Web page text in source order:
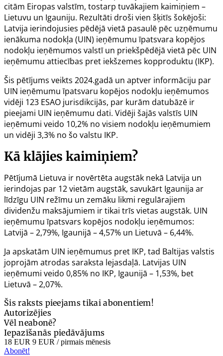
citām Eiropas valstīm, tostarp tuvākajiem kaimiņiem –
Lietuvu un Igauniju. Rezultāti droši vien šķitīs šokējoši:
Latvija ierindojusies pēdējā vietā pasaulē pēc uzņēmumu
ienākuma nodokļa (UIN) ieņēmumu īpatsvara kopējos
nodokļu ieņēmumos valstī un priekšpēdējā vietā pēc UIN
ieņēmumu attiecības pret iekšzemes kopproduktu (IKP).
Šis pētījums veikts 2024.gadā un aptver informāciju par
UIN ieņēmumu īpatsvaru kopējos nodokļu ieņēmumos
vidēji 123 ESAO jurisdikcijās, par kurām datubāzē ir
pieejami UIN ieņēmumu dati. Vidēji šajās valstīs UIN
ieņēmumi veido 10,2% no visiem nodokļu ieņēmumiem
un vidēji 3,3% no šo valstu IKP.
Kā klājies kaimiņiem?
Pētījumā Lietuva ir novērtēta augstāk nekā Latvija un
ierindojas par 12 vietām augstāk, savukārt Igaunija ar
līdzīgu UIN režīmu un zemāku likmi regulārajiem
dividenžu maksājumiem ir tikai trīs vietas augstāk. UIN
ieņēmumu īpatsvars kopējos nodokļu ieņēmumos:
Latvijā – 2,79%, Igaunijā – 4,57% un Lietuvā – 6,44%.
Ja apskatām UIN ieņēmumus pret IKP, tad Baltijas valstis
joprojām atrodas saraksta lejasdaļā. Latvijas UIN
ieņēmumi veido 0,85% no IKP, Igaunijā – 1,53%, bet
Lietuvā – 2,07%.
Šis raksts pieejams tikai abonentiem!
Autorizējies
Vēl neabonē?
Iepazīšanās piedāvājums
18 EUR 9 EUR / pirmais mēnesis
Abonēt!